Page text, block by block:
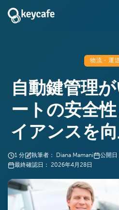
物流・運
自動鍵管理
ートの安全
イアンスを
1 分 執筆者： Diana Mamani 公開日
最終確認日：
2026年4月28日